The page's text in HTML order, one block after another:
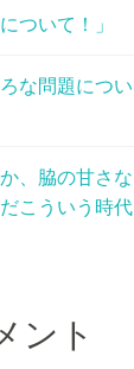
ついて！」
な問題につい
、脇の甘さな
こういう時代
ント